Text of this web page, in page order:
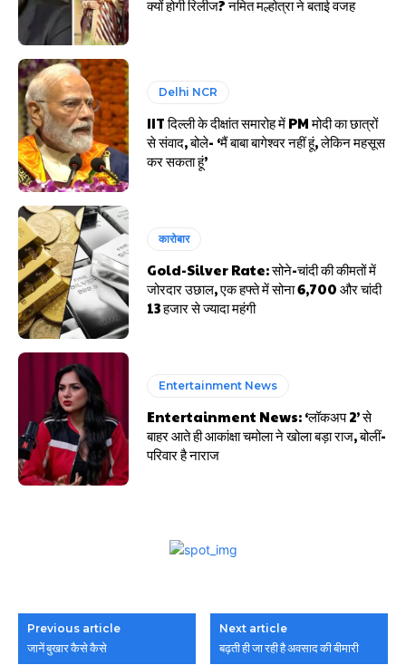
क्यों होगी रिलीज? नमित मल्होत्रा ने बताई वजह
Delhi NCR
IIT दिल्ली के दीक्षांत समारोह में PM मोदी का छात्रों
से संवाद, बोले- ‘मैं बाबा बागेश्वर नहीं हूं, लेकिन महसूस
कर सकता हूं’
कारोबार
Gold-Silver Rate: सोने-चांदी की कीमतों में
जोरदार उछाल, एक हफ्ते में सोना ₹6,700 और चांदी
₹13 हजार से ज्यादा महंगी
Entertainment News
Entertainment News: ‘लॉकअप 2’ से
बाहर आते ही आकांक्षा चमोला ने खोला बड़ा राज, बोलीं-
परिवार है नाराज
Previous article
जानें बुखार कैसे कैसे
Next article
बढ़ती ही जा रही है अवसाद की बीमारी